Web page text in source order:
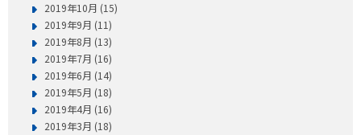
2019年10月 (15)
2019年9月 (11)
2019年8月 (13)
2019年7月 (16)
2019年6月 (14)
2019年5月 (18)
2019年4月 (16)
2019年3月 (18)